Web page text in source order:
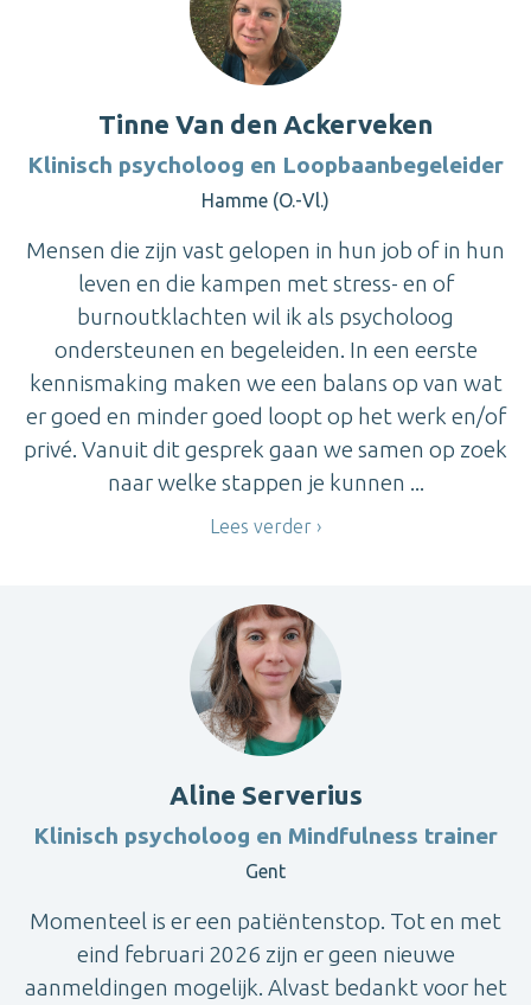
Tinne Van den Ackerveken
Klinisch psycholoog en Loopbaanbegeleider
Hamme (O.-Vl.)
Mensen die zijn vast gelopen in hun job of in hun
leven en die kampen met stress- en of
burnoutklachten wil ik als psycholoog
ondersteunen en begeleiden. In een eerste
kennismaking maken we een balans op van wat
er goed en minder goed loopt op het werk en/of
privé. Vanuit dit gesprek gaan we samen op zoek
naar welke stappen je kunnen ...
Lees verder
Aline Serverius
Klinisch psycholoog en Mindfulness trainer
Gent
Momenteel is er een patiëntenstop. Tot en met
eind februari 2026 zijn er geen nieuwe
aanmeldingen mogelijk. Alvast bedankt voor het